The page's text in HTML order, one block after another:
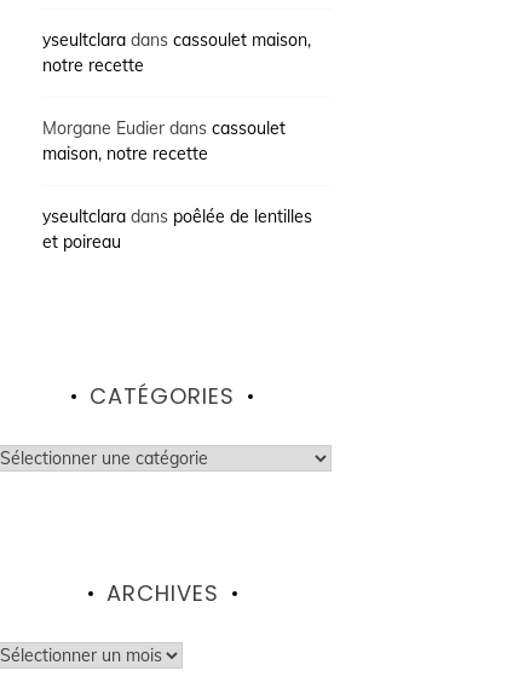
yseultclara danscassoulet maison,
notre recette
Morgane Eudier danscassoulet
maison, notre recette
yseultclara dans poêlée de lentilles
et poireau
CATÉGORIES
Catégories
ARCHIVES
Archives